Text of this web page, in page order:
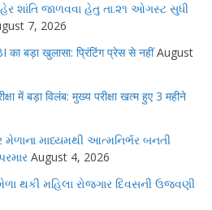
શાંતિ જાળવવા હેતુ તા.૨૧ ઓગસ્ટ સુધી
7, 2026
बड़ा खुलासा: प्रिंटिंग प्रेस से नहीं August
में बड़ा विलंब: मुख्य परीक्षा खत्म हुए 3 महीने
માધ્યમથી આત્મનિર્ભર બનતી
August 4, 2026
થકી મહિલા રોજગાર દિવસની ઉજવણી